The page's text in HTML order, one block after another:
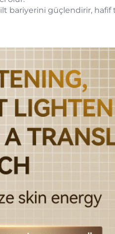
bariyerini güçlendirir, hafif